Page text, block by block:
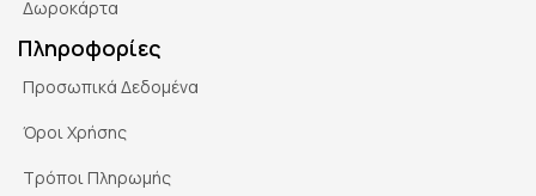
Δωροκάρτα
Πληροφορίες
Προσωπικά Δεδομένα
Όροι Χρήσης
Τρόποι Πληρωμής